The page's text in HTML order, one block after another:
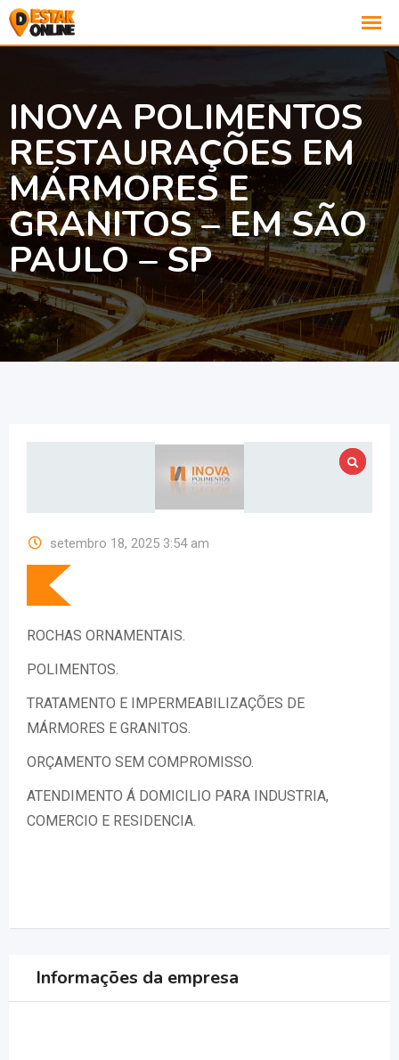
INOVA POLIMENTOS
RESTAURAÇÕES EM
MÁRMORES E
GRANITOS – EM SÃO
PAULO – SP
setembro 18, 2025 3:54 am
ROCHAS ORNAMENTAIS.
POLIMENTOS.
TRATAMENTO E IMPERMEABILIZAÇÕES DE
MÁRMORES E GRANITOS.
ORÇAMENTO SEM COMPROMISSO.
ATENDIMENTO Á DOMICILIO PARA INDUSTRIA,
COMERCIO E RESIDENCIA.
Informações da empresa